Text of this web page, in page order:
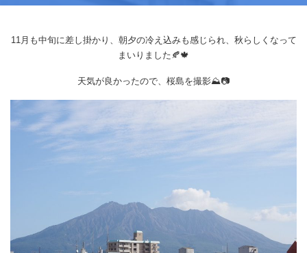
11月も中旬に差し掛かり、朝夕の冷え込みも感じられ、秋らしくなって
まいりました🍂🍁
天気が良かったので、桜島を撮影⛰️📷